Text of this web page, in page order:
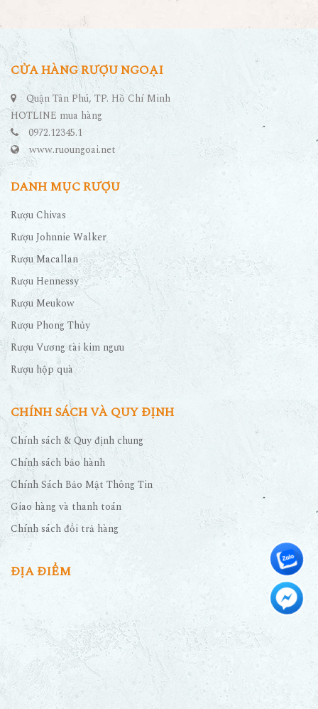
CỬA HÀNG RƯỢU NGOẠI
Quận Tân Phú, TP. Hồ Chí Minh
HOTLINE mua hàng
0972.12345.1
www.ruoungoai.net
DANH MỤC RƯỢU
Rượu Chivas
Rượu Johnnie Walker
Rượu Macallan
Rượu Hennessy
Rượu Meukow
Rượu Phong Thủy
Rượu Vương tài kim ngưu
Rượu hộp quà
CHÍNH SÁCH VÀ QUY ĐỊNH
Chính sách & Quy định chung
Chính sách bảo hành
Chính Sách Bảo Mật Thông Tin
Giao hàng và thanh toán
Chính sách đổi trả hàng
ĐỊA ĐIỂM